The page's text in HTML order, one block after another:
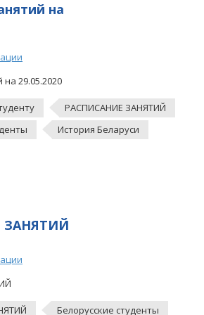
на
29.05.2020
РАСПИСАНИЕ ЗАНЯТИЙ
История Беларуси
ЗАНЯТИЙ
Белорусские студенты